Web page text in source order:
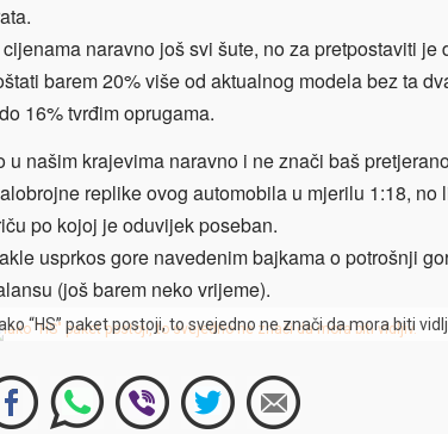
naravno još svi šute, no za pretpostaviti
barem 20% više od aktualnog modela bez ta
16% tvrđim oprugama.
u našim krajevima naravno i ne znači baš
replike ovog automobila u mjerilu 1:18,
po kojoj je oduvijek poseban.
usprkos gore navedenim bajkama o potrošnji
(još barem neko vrijeme).
“HS” paket postoji, to svejedno ne znači da mora biti